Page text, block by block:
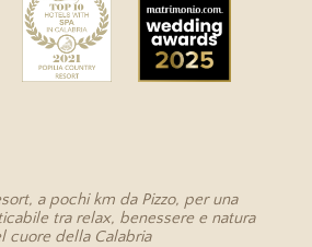
a pochi km da Pizzo, per una
tra relax, benessere e natura
cuore della Calabria